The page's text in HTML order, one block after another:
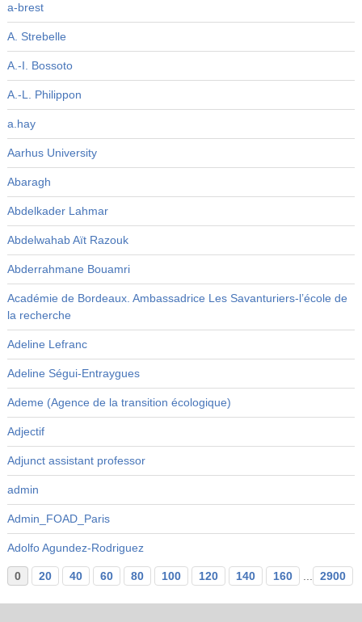
a-brest
A. Strebelle
A.-I. Bossoto
A.-L. Philippon
a.hay
Aarhus University
Abaragh
Abdelkader Lahmar
Abdelwahab Aït Razouk
Abderrahmane Bouamri
Académie de Bordeaux. Ambassadrice Les Savanturiers-l’école de
la recherche
Adeline Lefranc
Adeline Ségui-Entraygues
Ademe (Agence de la transition écologique)
Adjectif
Adjunct assistant professor
admin
Admin_FOAD_Paris
Adolfo Agundez-Rodriguez
0 20 40 60 80 100 120 140 160 ... 2900